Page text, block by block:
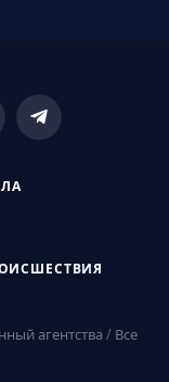
Telegram
агентства / Все